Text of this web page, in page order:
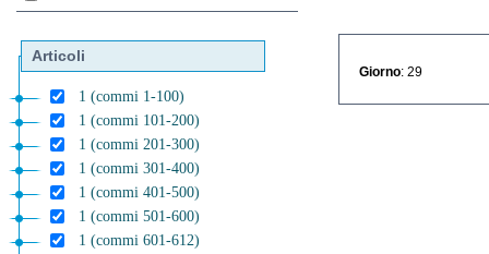
Articoli
1 (commi 1-100)
1 (commi 101-200)
1 (commi 201-300)
1 (commi 301-400)
1 (commi 401-500)
1 (commi 501-600)
1 (commi 601-612)
Giorno : 29